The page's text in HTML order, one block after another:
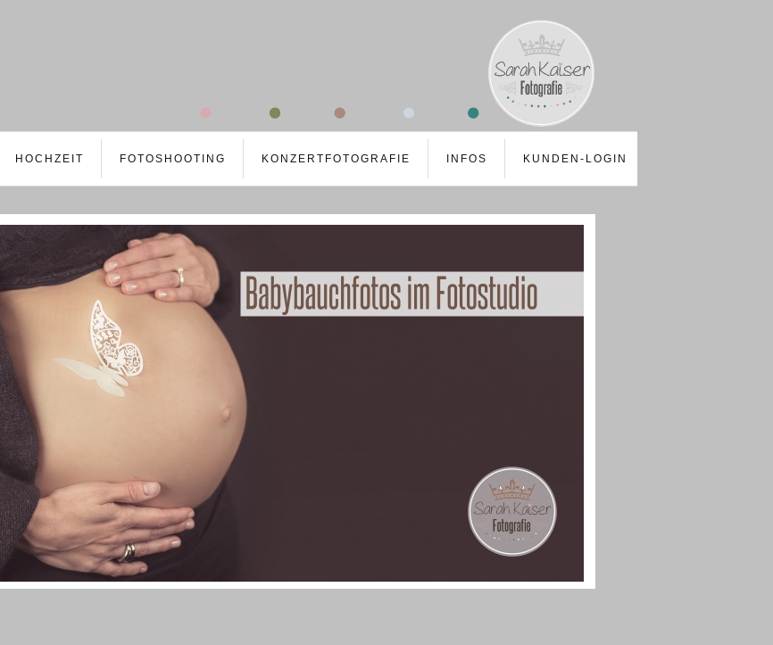
HOCHZEIT FOTOSHOOTING KONZERTFOTOGRAFIE INFOS KUNDEN-LOGIN